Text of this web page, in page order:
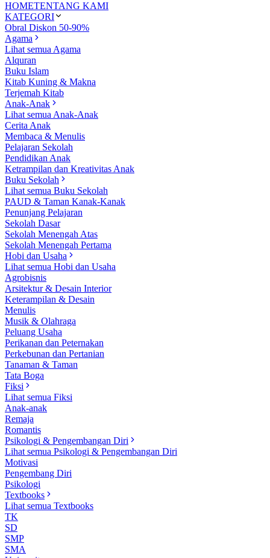
HOMETENTANG KAMI
KATEGORI
Obral Diskon 50-90%
Agama
Lihat semua Agama
Alquran
Buku Islam
Kitab Kuning & Makna
Terjemah Kitab
Anak-Anak
Lihat semua Anak-Anak
Cerita Anak
Membaca & Menulis
Pelajaran Sekolah
Pendidikan Anak
Ketrampilan dan Kreativitas Anak
Buku Sekolah
Lihat semua Buku Sekolah
PAUD & Taman Kanak-Kanak
Penunjang Pelajaran
Sekolah Dasar
Sekolah Menengah Atas
Sekolah Menengah Pertama
Hobi dan Usaha
Lihat semua Hobi dan Usaha
Agrobisnis
Arsitektur & Desain Interior
Keterampilan & Desain
Menulis
Musik & Olahraga
Peluang Usaha
Perikanan dan Peternakan
Perkebunan dan Pertanian
Tanaman & Taman
Tata Boga
Fiksi
Lihat semua Fiksi
Anak-anak
Remaja
Romantis
Psikologi & Pengembangan Diri
Lihat semua Psikologi & Pengembangan Diri
Motivasi
Pengembang Diri
Psikologi
Textbooks
Lihat semua Textbooks
TK
SD
SMP
SMA